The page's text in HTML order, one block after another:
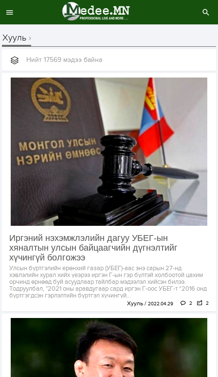
Хууль
Нийт 17569 мэдээ байна
Иргэний нэхэмжлэлийн дагуу УБЕГ-ын
хяналтын улсын байцаагчийн дүгнэлтийг
хүчингүй болгожээ
Улсын бүртгэлийн ерөнхий газар (УБЕГ)-аас энэ сарын 27-нд
хэвлэлийн хурал хийх үеэрээ иргэн Г-ын гэр бүлтэй холбоотой цахим
орчинд өрнөөд буй асуудлаар тайлбар мэдээлэл хийсэн билээ.
Тодруулбал, "2021 оны аравдугаар сард иргэн Г-оос УБЕГ-т “2016 онд
бүртгэгдсэн гэрлэлтийн бүртгэл хүчингүй...
Хууль 2022.04.29 2 2